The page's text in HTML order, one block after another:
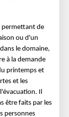
permettant de
ou d'un
le domaine,
à la demande
printemps et
et les
Il
être faits par les
personnes